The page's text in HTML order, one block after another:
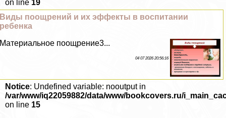
on line 19
Виды поощрений и их эффекты в воспитании
ребенка
Материальное поощрение3...
04 07 2026 20:56:16
Notice: Undefined variable: nooutput in
/var/www/iq22059882/data/www/bookcovers.ru/
on line 15